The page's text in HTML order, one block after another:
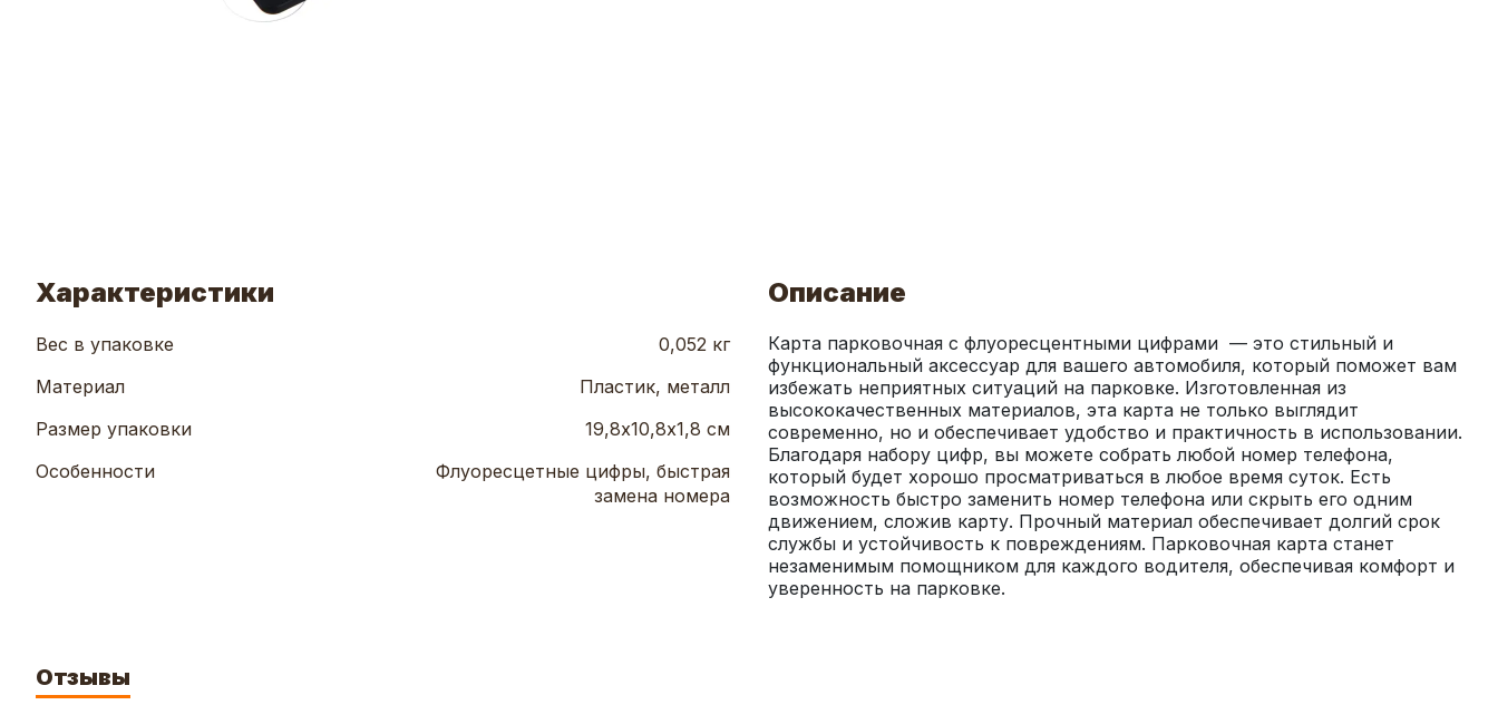
Характеристики
Вес в упаковке
0,052 кг
Материал
Пластик, металл
Размер упаковки
19,8х10,8х1,8 см
Особенности
Флуоресцетные цифры, быстрая
замена номера
Описание
Карта парковочная с флуоресцентными цифрами  — это стильный и
функциональный аксессуар для вашего автомобиля, который поможет вам
избежать неприятных ситуаций на парковке. Изготовленная из
высококачественных материалов, эта карта не только выглядит
современно, но и обеспечивает удобство и практичность в использовании.
Благодаря набору цифр, вы можете собрать любой номер телефона,
который будет хорошо просматриваться в любое время суток. Есть
возможность быстро заменить номер телефона или скрыть его одним
движением, сложив карту. Прочный материал обеспечивает долгий срок
службы и устойчивость к повреждениям. Парковочная карта станет
незаменимым помощником для каждого водителя, обеспечивая комфорт и
уверенность на парковке.
Отзывы